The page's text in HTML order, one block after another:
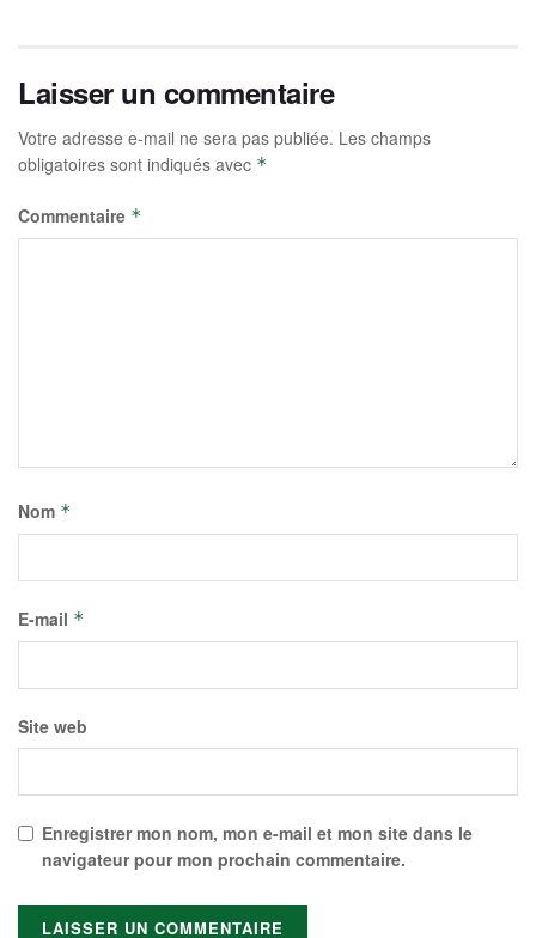
Laisser un commentaire
Votre adresse e-mail ne sera pas publiée. Les champs
obligatoires sont indiqués avec *
Commentaire *
Nom *
E-mail *
Site web
Enregistrer mon nom, mon e-mail et mon site dans le
navigateur pour mon prochain commentaire.